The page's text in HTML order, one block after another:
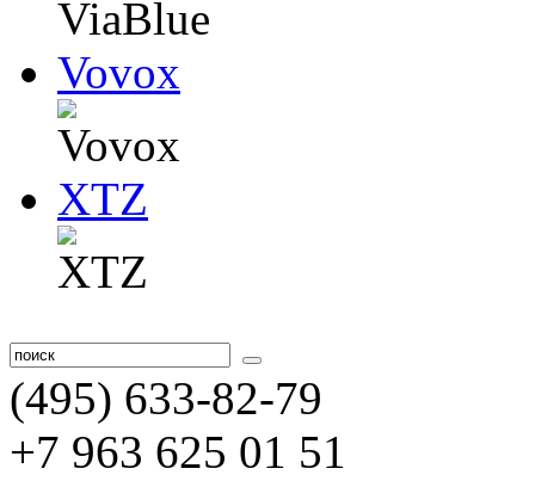
Vovox
XTZ
(495) 633-82-79
+7 963 625 01 51